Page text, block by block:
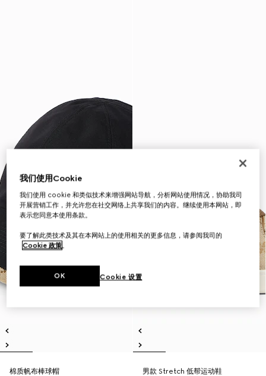
棉质帆布棒球帽
男款 Stretch 低帮运动鞋
我们使用Cookie
我们使用 cookie 和类似技术来增强网站导航，分析网站使用情况，协助我司
开展营销工作，并允许您在社交网络上共享我们的内容。继续使用本网站，即
表示您同意本使用条款。
要了解此类技术及其在本网站上的使用相关的更多信息，请参阅我司的
Cookie 政策。
Cookie 设置
OK